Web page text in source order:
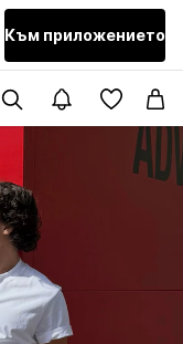
Към приложението